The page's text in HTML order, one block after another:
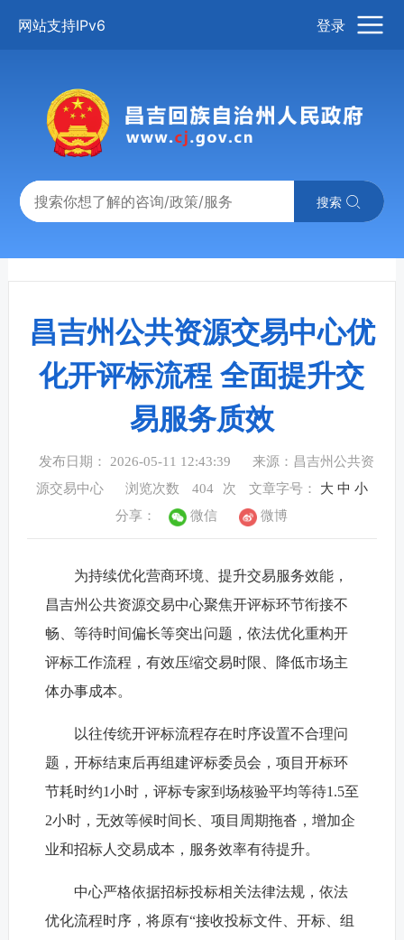
网站支持IPv6 登录
搜索
昌吉州公共资源交易中心优
化开评标流程 全面提升交
易服务质效
发布日期： 2026-05-11 12:43:39
来源：昌吉州公共资
源交易中心
浏览次数 404 次 文章字号： 大 中 小
分享：
微信 微博
为持续优化营商环境、提升交易服务效能，
昌吉州公共资源交易中心聚焦开评标环节衔接不
畅、等待时间偏长等突出问题，依法优化重构开
评标工作流程，有效压缩交易时限、降低市场主
体办事成本。
以往传统开评标流程存在时序设置不合理问
题，开标结束后再组建评标委员会，项目开标环
节耗时约1小时，评标专家到场核验平均等待1.5至
2小时，无效等候时间长、项目周期拖沓，增加企
业和招标人交易成本，服务效率有待提升。
中心严格依据招标投标相关法律法规，依法
优化流程时序，将原有“接收投标文件、开标、组